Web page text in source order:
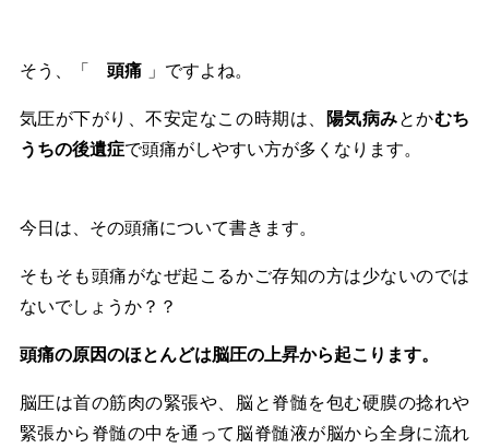
そう、「 頭痛」ですよね。
気圧が下がり、不安定なこの時期は、 陽気病みとかむち
うちの後遺症で頭痛がしやすい方が多くなります。
今日は、その頭痛について書きます。
そもそも頭痛がなぜ起こるかご存知の方は少ないのでは
ないでしょうか？？
頭痛の原因のほとんどは脳圧の上昇から起こります。
脳圧は首の筋肉の緊張や、脳と脊髄を包む硬膜の捻れや
緊張から脊髄の中を通って脳脊髄液が脳から全身に流れ